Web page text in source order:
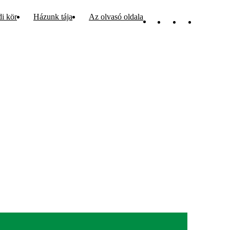
kör Házunk tája Az olvasó oldala